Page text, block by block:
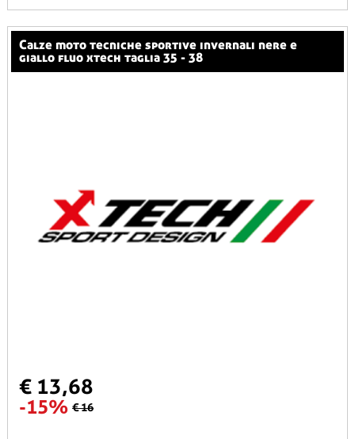
calze moto tecniche sportive invernali nere e
giallo fluo xtech taglia 35 - 38
€ 13,68
-15% € 16